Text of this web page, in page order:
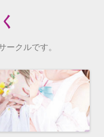
ークルです。